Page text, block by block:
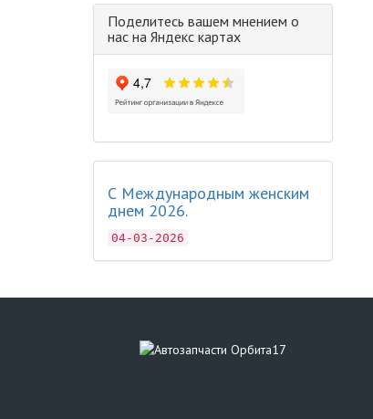
Поделитесь вашем мнением о
нас на Яндекс картах
С Международным женским
днем 2026.
04-03-2026